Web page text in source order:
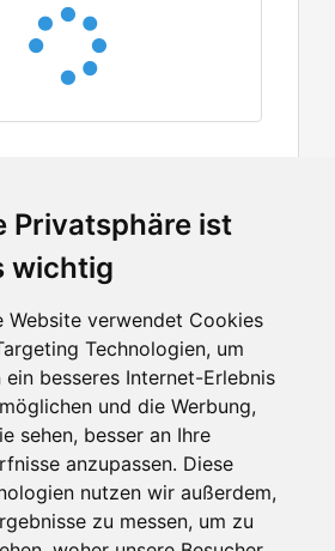
Privatsphäre ist
wichtig
Website verwendet Cookies
Technologien, um
ein besseres Internet-Erlebnis
und die Werbung,
sehen, besser an Ihre
anzupassen. Diese
nutzen wir außerdem,
zu messen, um zu
Gewerbetreibende
Investoren